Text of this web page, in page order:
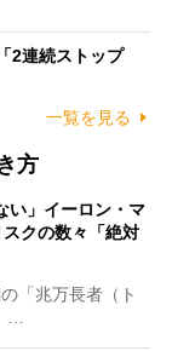
2連続ストップ
一覧を見る
方
い」イーロン・マ
クの数々「絶対
「兆万長者（ト
…